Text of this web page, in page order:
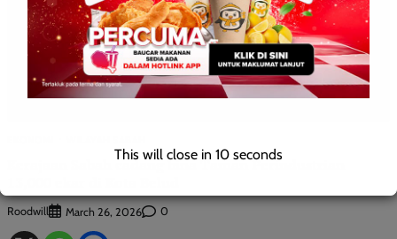
Kerajaan Sabah cadang bina Taman Perindustrian
Roodwill March 26, 2026 0
This will close in9seconds